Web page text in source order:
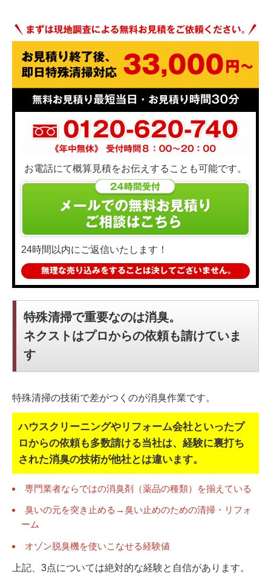
お電話にて概算見積をお伝えすることも可能です。
24時間以内にご返信いたします！
特殊清掃で重要なのは消臭。
ネクストはプロからの依頼も請けていま
す
特殊清掃の技術で差がつくのが消臭作業です。
ハウスクリーニングやリフォーム会社といったプ
ロからの依頼も多数請ける当社は、 経験に裏打ち
された消臭の技術が他社とは違います。
専門業者ならではの消臭剤（薬品の種類）を揃えている
臭いの元を突き止める→臭い止めのための清掃・リフォ
ーム
オゾン脱臭機を使いこなせる経験値
上記、3点については絶対的な経験と自信があります。